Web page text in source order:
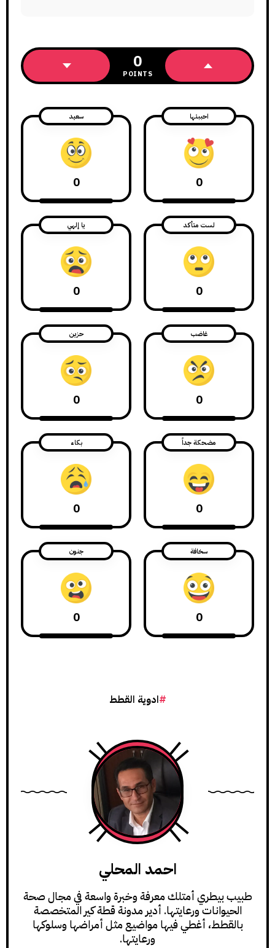
0
POINTS
احببتها
0
سعيد
0
لست متأكد
0
يا إلهي
0
غاضب
0
حزين
0
مضحكة جداً
0
بكاء
0
سخافة
0
جنون
0
ادوية القطط
احمد المحلي
طبيب بيطري أمتلك معرفة وخبرة واسعة في مجال صحة
الحيوانات ورعايتها. أدير مدونة قطة كير المتخصصة
بالقطط، أغطي فيها مواضيع مثل أمراضها وسلوكها
ورعايتها.